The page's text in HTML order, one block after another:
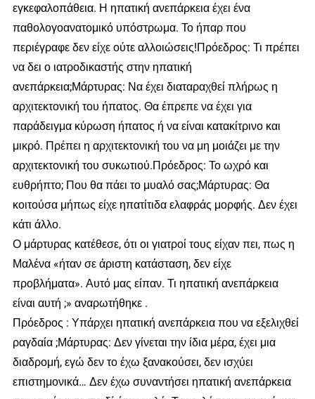
εγκεφαλοπάθεια. Η ηπατική ανεπάρκεια έχει ένα
παθολογοανατομικό υπόστρωμα. Το ήπαρ που
περιέγραφε δεν είχε ούτε αλλοιώσεις!Πρόεδρος: Τι πρέπει
να δει ο ιατροδικαστής στην ηπατική
ανεπάρκεια;Μάρτυρας: Να έχει διαταραχθεί πλήρως η
αρχιτεκτονική του ήπατος. Θα έπρεπε να έχει για
παράδειγμα κύρωση ήπατος ή να είναι κατακίτρινο και
μικρό. Πρέπει η αρχιτεκτονική του να μη μοιάζει με την
αρχιτεκτονική του συκωτιού.Πρόεδρος: Το ωχρό και
ευθρήπτο; Που θα πάει το μυαλό σας;Μάρτυρας: Θα
κοιτούσα μήπως είχε ηπατίτιδα ελαφράς μορφής. Δεν έχει
κάτι άλλο.
Ο μάρτυρας κατέθεσε, ότι οι γιατροί τους είχαν πει, πως η
Μαλένα «ήταν σε άριστη κατάσταση, δεν είχε
προβλήματα». Αυτό μας είπαν. Τι ηπατική ανεπάρκεια
είναι αυτή ;» αναρωτήθηκε .
Πρόεδρος : Υπάρχει ηπατική ανεπάρκεια που να εξελιχθεί
ραγδαία ;Μάρτυρας: Δεν γίνεται την ίδια μέρα, έχει μια
διαδρομή, εγώ δεν το έχω ξανακούσει, δεν ισχύει
επιστημονικά… Δεν έχω συναντήσει ηπατική ανεπάρκεια